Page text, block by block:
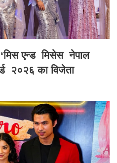
एन्ड मिसेस नेपाल
२०२६ का विजेता